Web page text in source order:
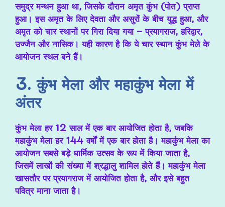
समुद्र मन्थन हुआ था, जिसके दौरान अमृत कुंभ (पोत) प्राप्त
हुआ। इस अमृत के लिए देवता और असुरों के बीच युद्ध हुआ, और
अमृत को चार स्थानों पर गिरा दिया गया – प्रयागराज, हरिद्वार,
उज्जैन और नासिक। यही कारण है कि ये चार स्थान कुंभ मेले के
आयोजन स्थल बने हैं।
3. कुंभ मेला और महाकुंभ मेला में
अंतर
कुंभ मेला हर 12 साल में एक बार आयोजित होता है, जबकि
महाकुंभ मेला हर 144 वर्षों में एक बार होता है। महाकुंभ मेला का
आयोजन सबसे बड़े धार्मिक उत्सव के रूप में किया जाता है,
जिसमें लाखों की संख्या में श्रद्धालु शामिल होते हैं। महाकुंभ मेला
खासतौर पर प्रयागराज में आयोजित होता है, और इसे बहुत
पवित्र माना जाता है।